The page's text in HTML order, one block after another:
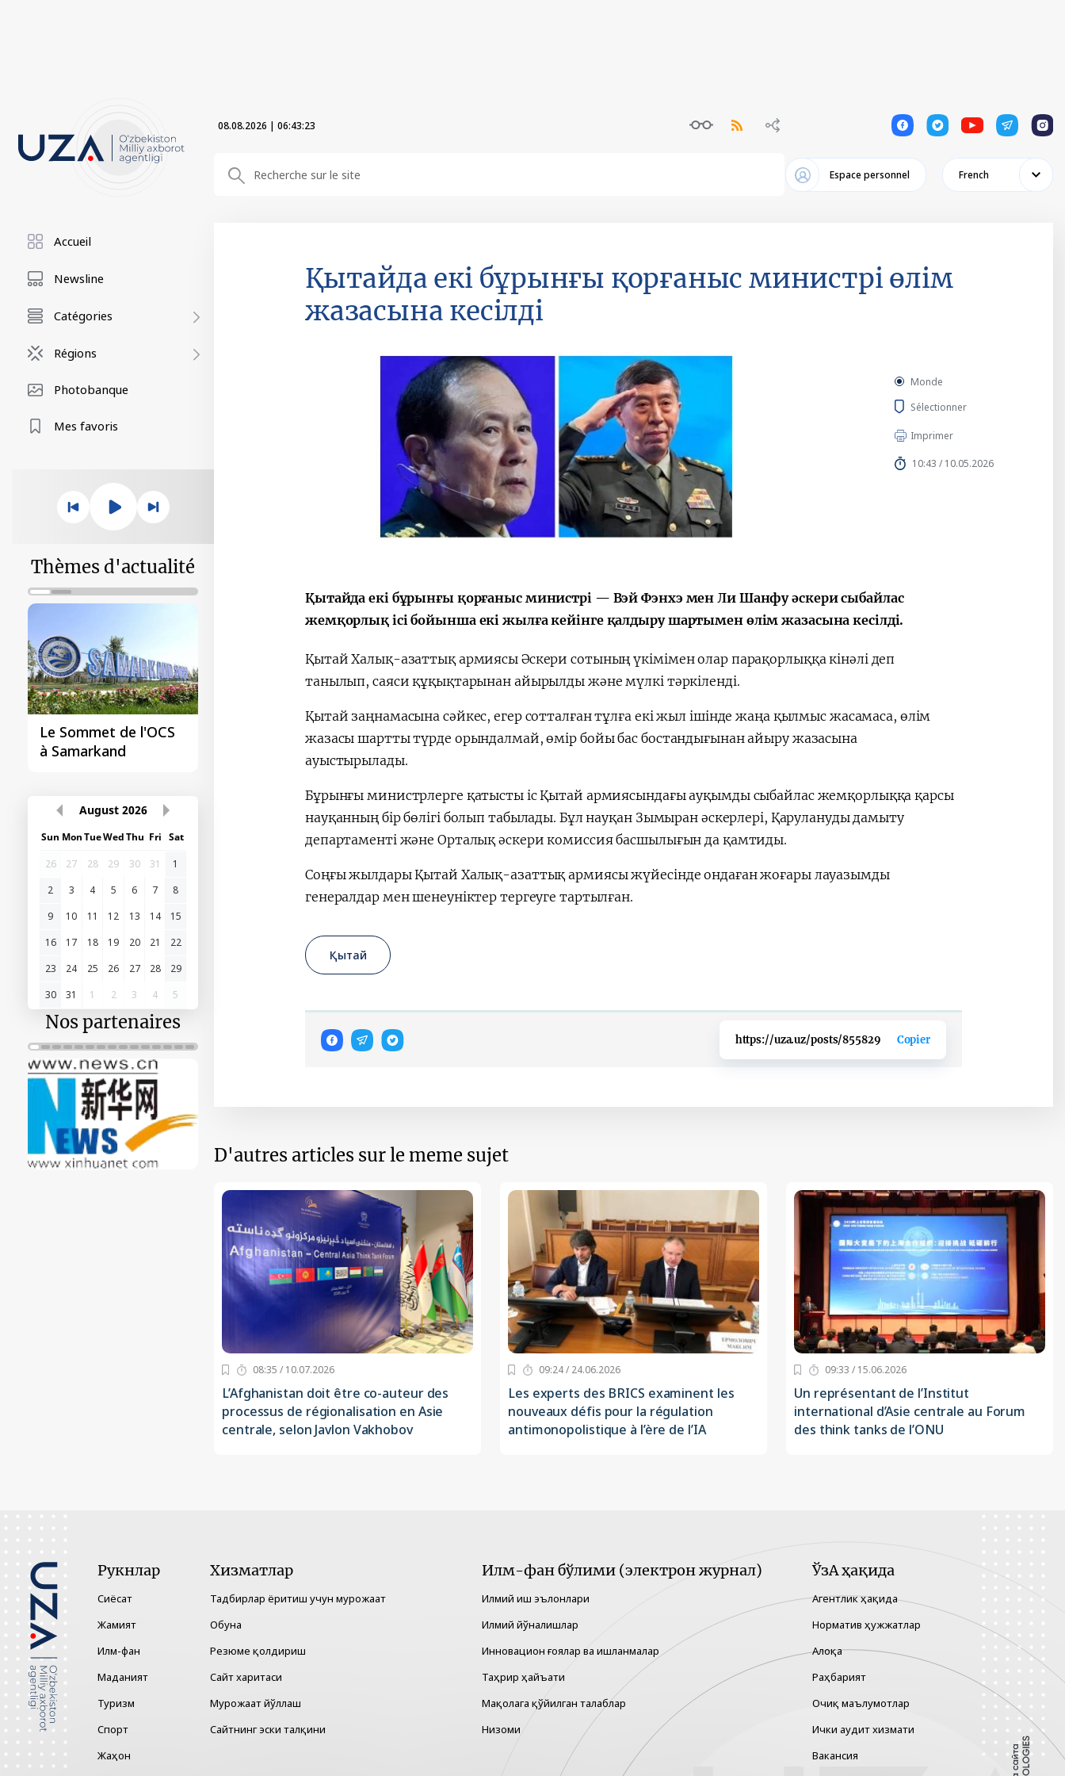
08.08.2026 | 06:43:23 1 1 1 1 1
Espace personnel French
Accueil
Newsline
Catégories
Régions
Photobanque
Mes favoris
Thèmes d'actualité
Le sommet de
l'Organisation des
23
24 25 26 27 28
29
30
31 1 2 3 4 5
Nos partenaires
Қытайда екі бұрынғы қорғаныс министрі өлім
жазасына кесілді
Monde
Sélectionner
Imprimer
10:43 / 10.05.2026
Қытайда екі бұрынғы қорғаныс министрі — Вэй Фэнхэ мен Ли Шанфу әскери сыбайлас
жемқорлық ісі бойынша екі жылға кейінге қалдыру шартымен өлім жазасына кесілді.
Қытай Халық-азаттық армиясы Әскери сотының үкімімен олар парақорлыққа кінәлі деп
танылып, саяси құқықтарынан айырылды және мүлкі тәркіленді.
Қытай заңнамасына сәйкес, егер сотталған тұлға екі жыл ішінде жаңа қылмыс жасамаса, өлім
жазасы шартты түрде орындалмай, өмір бойы бас бостандығынан айыру жазасына
ауыстырылады.
Бұрынғы министрлерге қатысты іс Қытай армиясындағы ауқымды сыбайлас жемқорлыққа қарсы
науқанның бір бөлігі болып табылады. Бұл науқан Зымыран әскерлері, Қарулануды дамыту
департаменті және Орталық әскери комиссия басшылығын да қамтиды.
Соңғы жылдары Қытай Халық-азаттық армиясы жүйесінде ондаған жоғары лауазымды
генералдар мен шенеуніктер тергеуге тартылған.
Қытай
https://uza.uz/posts/855829 Copier
D'autres articles sur le meme sujet
08:35 / 10.07.2026
L’Afghanistan doit être co-auteur des
processus de régionalisation en Asie
centrale, selon Javlon Vakhobov
09:24 / 24.06.2026
Les experts des BRICS examinent les
nouveaux défis pour la régulation
antimonopolistique à l’ère de l’IA
09:33 / 15.06.2026
Un représentant de l’Institut
international d’Asie centrale au Forum
des think tanks de l’ONU
Рукнлар
Сиёсат
Жамият
Илм-фан
Маданият
Туризм
Спорт
Жаҳон
Хизматлар
Тадбирлар ёритиш учун мурожаат
Обуна
Резюме қолдириш
Сайт харитаси
Мурожаат йўллаш
Сайтнинг эски талқини
Илм-фан бўлими (электрон журнал)
Илмий иш эълонлари
Илмий йўналишлар
Инновацион ғоялар ва ишланмалар
Таҳрир ҳайъати
Мақолага қўйилган талаблар
Низоми
ЎзА ҳақида
Агентлик ҳақида
Норматив ҳужжатлар
Алоқа
Раҳбарият
Очиқ маълумотлар
Ички аудит хизмати
Вакансия